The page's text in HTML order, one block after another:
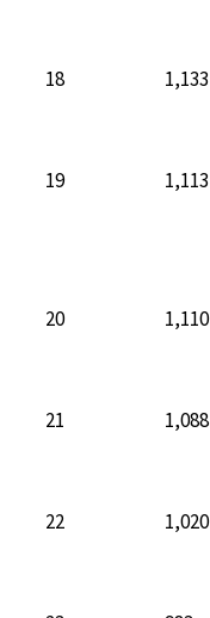
18 1,133
19 1,113
20 1,110
21 1,088
22 1,020